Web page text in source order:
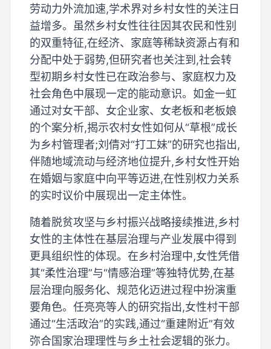
劳动力外流加速,学术界对乡村女性的关注日
益增多。虽然乡村女性往往因其农民和性别
的双重特征,在经济、家庭等稀缺资源占有和
分配中处于弱势,但研究者也关注到,社会转
型初期乡村女性已在政治参与、家庭权力及
社会角色中展现一定的能动意识。如金一虹
通过对女干部、女企业家、女老板和老板娘
的个案分析,揭示农村女性如何从“草根”成长
为乡村管理者;刘倩对“打工妹”的研究也指出,
伴随地域流动与经济地位提升,乡村女性开始
在婚姻与家庭中向平等迈进,在性别权力关系
的实时议价中展现出一定主体性。
随着脱贫攻坚与乡村振兴战略接续推进,乡村
女性的主体性在基层治理与产业发展中得到
更具组织性的体现。在乡村治理中,女性凭借
其“柔性治理”与“情感治理”等独特优势,在基
层治理向服务化、规范化迈进过程中扮演重
要角色。任亮亮等人的研究指出,女性村干部
通过“生活政治”的实践,通过“重建附近”有效
弥合国家治理理性与乡土社会逻辑的张力。